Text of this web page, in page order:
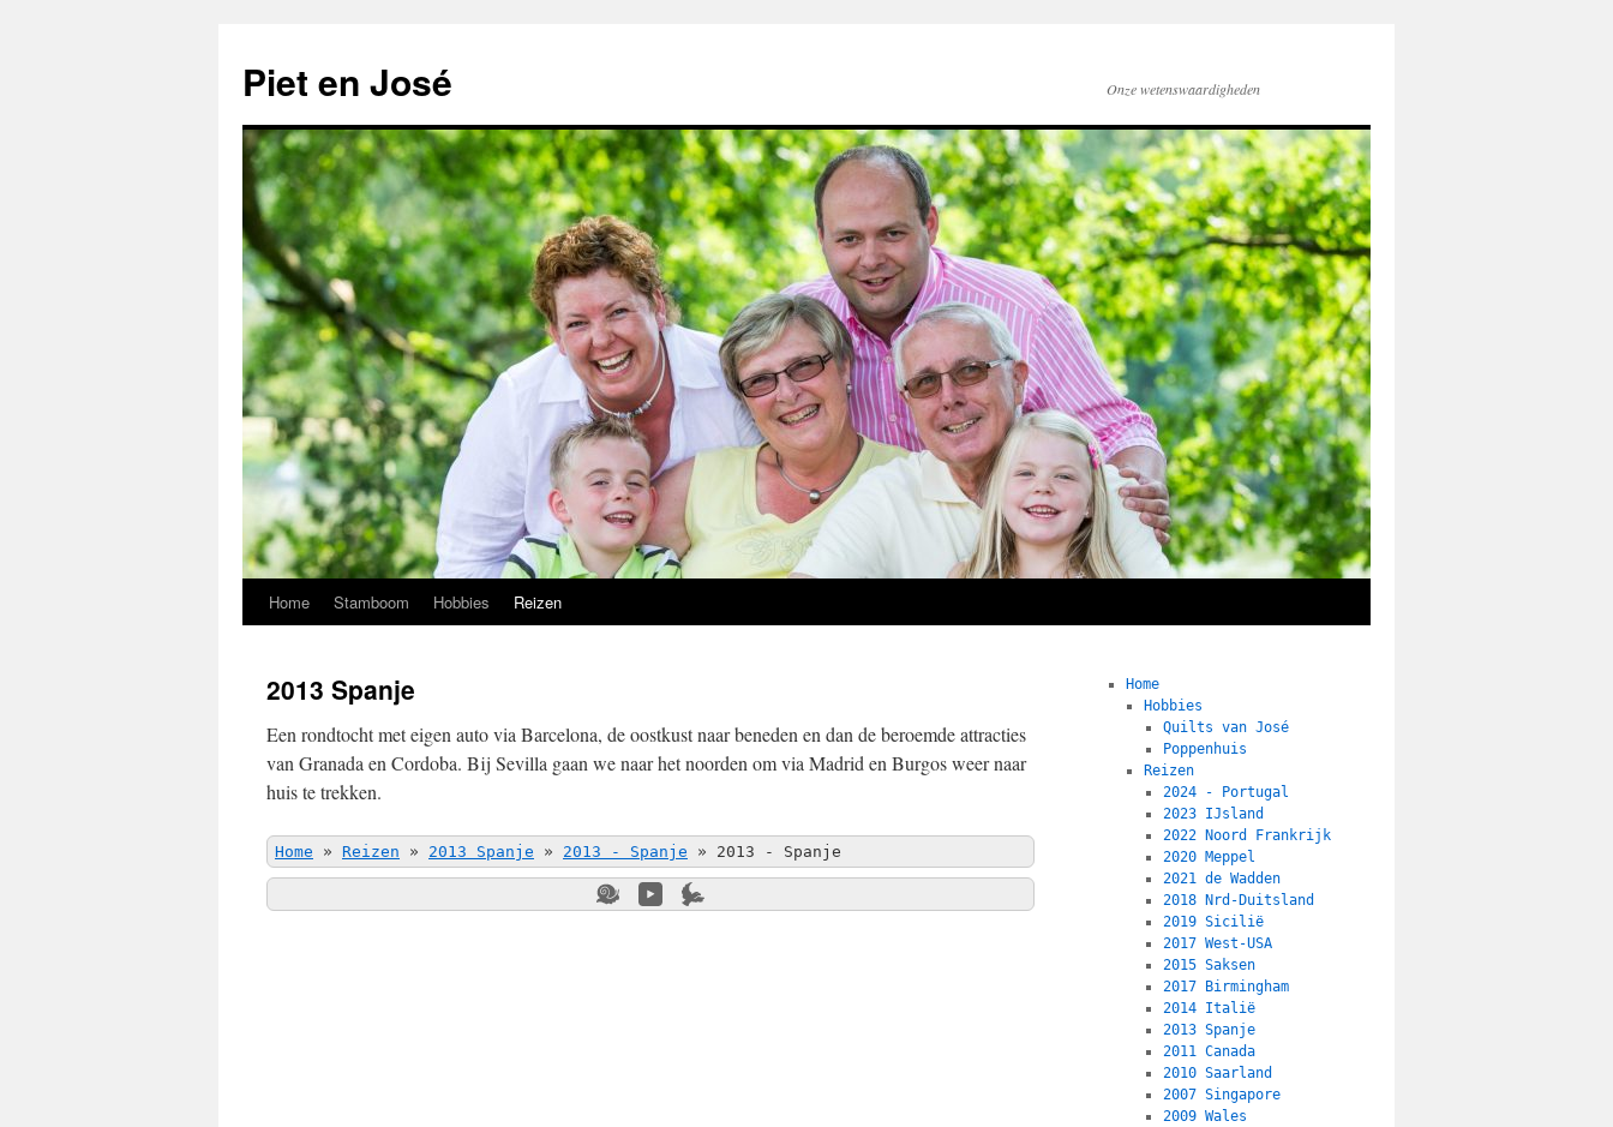
de
inhoud
Piet en José Onze wetenswaardigheden
Home Stamboom Hobbies Reizen
2013 Spanje
Een rondtocht met eigen auto via Barcelona, de oostkust naar beneden en dan de beroemde attracties
van Granada en Cordoba. Bij Sevilla gaan we naar het noorden om via Madrid en Burgos weer naar
huis te trekken.
Home » Reizen » 2013 Spanje » 2013 - Spanje » 2013 - Spanje
Home
Hobbies
Quilts van José
Poppenhuis
Reizen
2024 - Portugal
2023 IJsland
2022 Noord Frankrijk
2020 Meppel
2021 de Wadden
2018 Nrd-Duitsland
2019 Sicilië
2017 West-USA
2015 Saksen
2017 Birmingham
2014 Italië
2013 Spanje
2011 Canada
2010 Saarland
2007 Singapore
2009 Wales